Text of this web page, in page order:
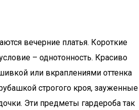
вечерние платья. Короткие
– однотонность. Красиво
или вкраплениями оттенка
строгого кроя, зауженные
Эти предметы гардероба так